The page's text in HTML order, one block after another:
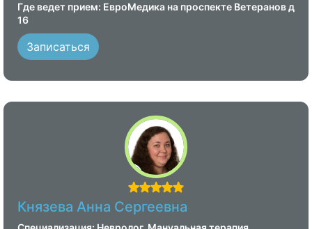
Где ведет прием: ЕвроМедика на проспекте Ветеранов д
16
Записаться
Князева Анна Сергеевна